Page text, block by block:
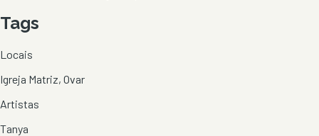
Tags
Locais
Igreja Matriz, Ovar
Artistas
Tanya